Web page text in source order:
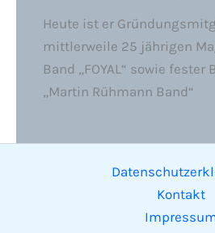
Heute ist er
mittlerweile 25 jährigen
Band „FOYAL“ sowie
„Martin Rühmann Band“
Kontakt